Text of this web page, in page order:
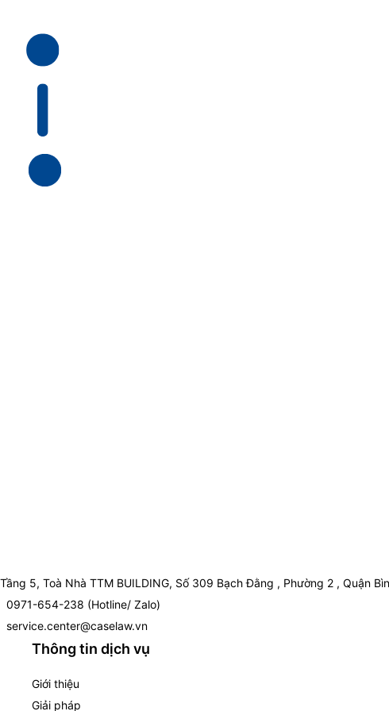
Tầng 5, Toà Nhà TTM BUILDING, Số 309 Bạch Đằng , Phường 2 , Quận
0971-654-238 (Hotline/ Zalo)
service.center@caselaw.vn
Thông tin dịch vụ
Giới thiệu
Giải pháp